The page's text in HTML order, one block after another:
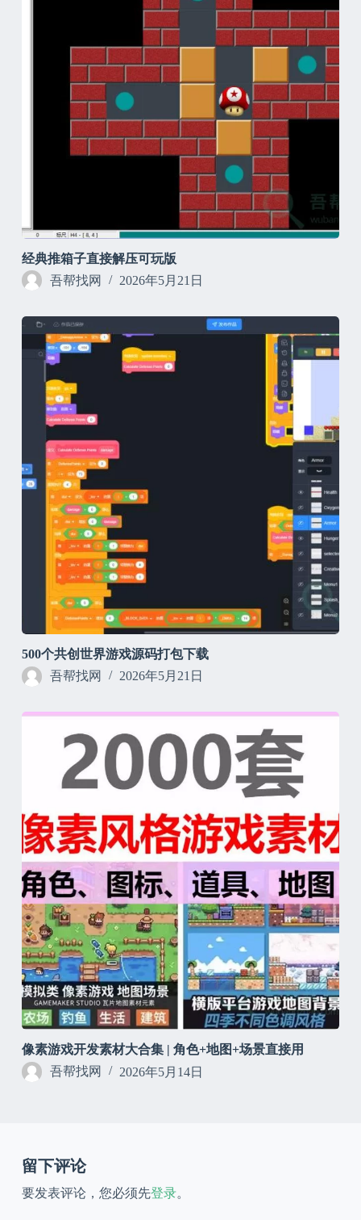
经典推箱子直接解压可玩版
吾帮找网
2026年5月21日
500个共创世界游戏源码打包下载
吾帮找网
2026年5月21日
像素游戏开发素材大合集 | 角色+地图+场景直接用
吾帮找网
2026年5月14日
留下评论
要发表评论，您必须先登录。